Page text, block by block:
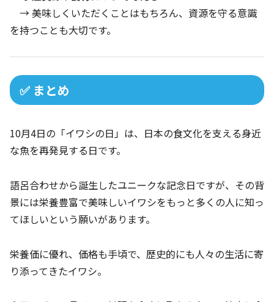
→ 美味しくいただくことはもちろん、資源を守る意識
を持つことも大切です。
✅ まとめ
10月4日の「イワシの日」は、日本の食文化を支える身近
な魚を再発見する日です。
語呂合わせから誕生したユニークな記念日ですが、その背
景には栄養豊富で美味しいイワシをもっと多くの人に知っ
てほしいという願いがあります。
栄養価に優れ、価格も手頃で、歴史的にも人々の生活に寄
り添ってきたイワシ。